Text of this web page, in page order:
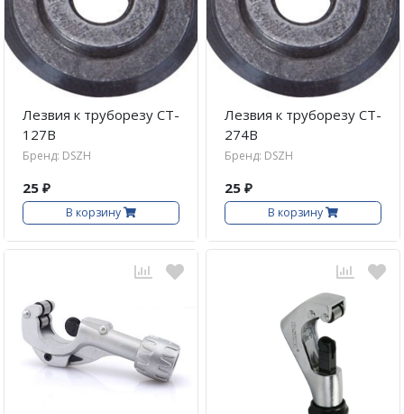
Лезвия к труборезу CT-
127B
Бренд: DSZH
25 ₽
В корзину
Лезвия к труборезу CT-
274B
Бренд: DSZH
25 ₽
В корзину